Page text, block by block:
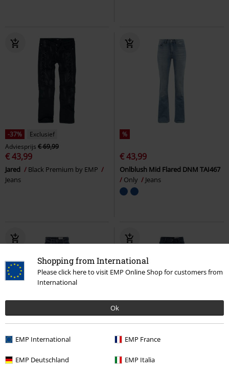
Shopping from International
Please click here to visit EMP Online Shop for customers from
International
Ok
EMP International EMP France
EMP Deutschland EMP Italia
-37%
Exclusief
Adviesprijs € 69,99
€ 43,99
Jared
Black Premium by EMP
Jeans
%
€ 43,99
Onlblush Mid Flared DNM TAI467
Only
Jeans
NMYOLANDA MW WIDE STR
NMSENDIE HW SKINNY ANKL JNS